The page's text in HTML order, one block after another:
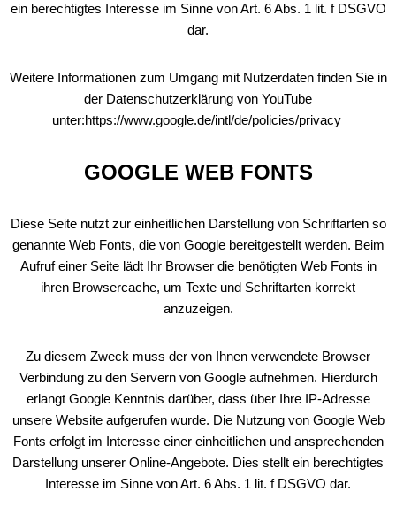
ein berechtigtes Interesse im Sinne von Art. 6 Abs. 1 lit. f DSGVO
dar.
Weitere Informationen zum Umgang mit Nutzerdaten finden Sie in
der Datenschutzerklärung von YouTube
unter:https://www.google.de/intl/de/policies/privacy
GOOGLE WEB FONTS
Diese Seite nutzt zur einheitlichen Darstellung von Schriftarten so
genannte Web Fonts, die von Google bereitgestellt werden. Beim
Aufruf einer Seite lädt Ihr Browser die benötigten Web Fonts in
ihren Browsercache, um Texte und Schriftarten korrekt
anzuzeigen.
Zu diesem Zweck muss der von Ihnen verwendete Browser
Verbindung zu den Servern von Google aufnehmen. Hierdurch
erlangt Google Kenntnis darüber, dass über Ihre IP-Adresse
unsere Website aufgerufen wurde. Die Nutzung von Google Web
Fonts erfolgt im Interesse einer einheitlichen und ansprechenden
Darstellung unserer Online-Angebote. Dies stellt ein berechtigtes
Interesse im Sinne von Art. 6 Abs. 1 lit. f DSGVO dar.